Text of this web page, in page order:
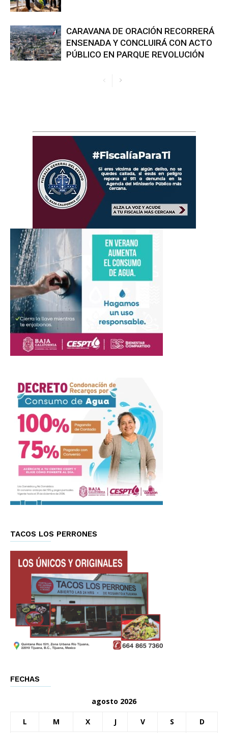
CARAVANA DE ORACIÓN RECORRERÁ
ENSENADA Y CONCLUIRÁ CON ACTO
PÚBLICO EN PARQUE REVOLUCIÓN
TACOS LOS PERRONES
FECHAS
agosto 2026
L M X J V S D